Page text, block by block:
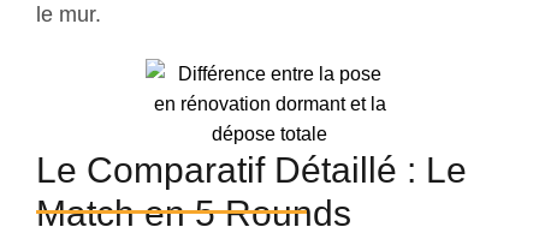
le mur.
Le Comparatif Détaillé : Le
Match en 5 Rounds